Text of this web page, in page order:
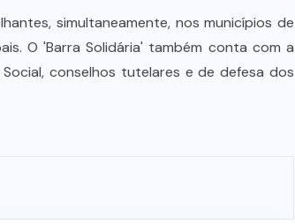
simultaneamente, nos municípios de
O 'Barra Solidária' também conta com a
conselhos tutelares e de defesa dos